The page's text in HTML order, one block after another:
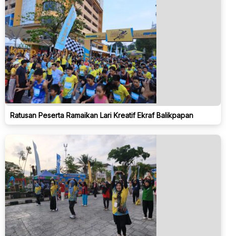
Ratusan Peserta Ramaikan Lari Kreatif Ekraf Balikpapan